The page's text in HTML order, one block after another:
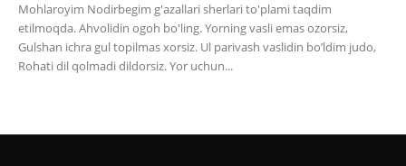
Mohlaroyim Nodirbegim g'azallari sherlari to'plami taqdim
etilmoqda. Ahvolidin ogoh bo'ling. Yorning vasli emas ozorsiz,
Gulshan ichra gul topilmas xorsiz. Ul parivash vaslidin bo’ldim judo,
Rohati dil qolmadi dildorsiz. Yor uchun...